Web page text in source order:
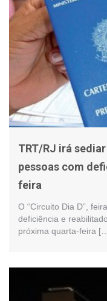
TRT/RJ irá
pessoas com
feira
O “Circuito Dia D”,
deficiência e
próxima quarta-feira